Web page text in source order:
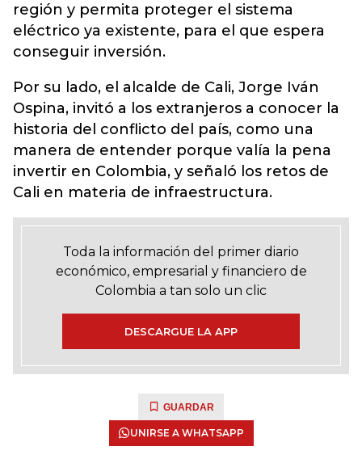
región y permita proteger el sistema
eléctrico ya existente, para el que espera
conseguir inversión.
Por su lado, el alcalde de Cali, Jorge Iván
Ospina, invitó a los extranjeros a conocer la
historia del conflicto del país, como una
manera de entender porque valía la pena
invertir en Colombia, y señaló los retos de
Cali en materia de infraestructura.
Toda la información del primer diario
económico, empresarial y financiero de
Colombia a tan solo un clic
DESCARGUE LA APP
GUARDAR
UNIRSE A WHATSAPP